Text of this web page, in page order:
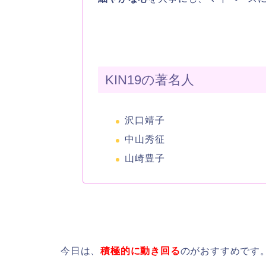
KIN19の著名人
沢口靖子
中山秀征
山崎豊子
今日は、積極的に動き回るのがおすすめです